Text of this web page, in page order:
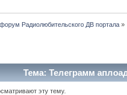
форум Радиолюбительского ДВ портала»
Тема: Телеграмм
эту тему.